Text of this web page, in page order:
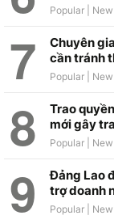
Chuyên
cần tránh
Trao
mới gây
Đảng Lao
trợ doanh